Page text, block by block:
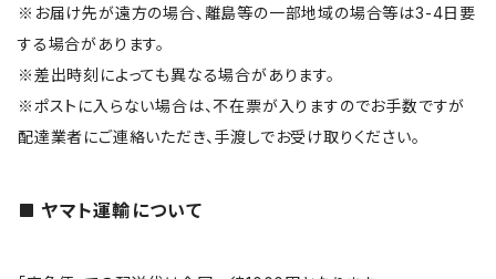
※お届け先が遠方の場合、離島等の一部地域の場合等は3-4日要
する場合があります。
※差出時刻によっても異なる場合があります。
※ポストに入らない場合は、不在票が入りますのでお手数ですが
配達業者にご連絡いただき、手渡しでお受け取りください。
ヤマト運輸について